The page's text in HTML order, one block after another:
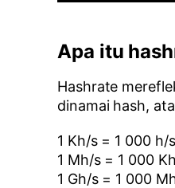
Apa itu
Hashrate
dinamai hash,
1 Kh/s = 1 000 h/s
1 Mh/s = 1 000
1 Gh/s = 1 000